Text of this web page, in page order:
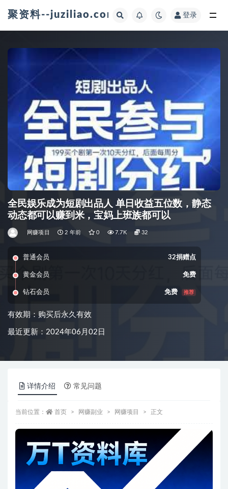
聚资料--juziliao.com--全网资料整合平台
登录
全民娱乐成为短剧出品人 单日收益五位数，静态
动态都可以赚到米，宝妈上班族都可以
网赚项目 2 年前 0 7.7K 32
普通会员 32捐赠点
黄金会员 免费
钻石会员 免费 推荐
有效期：购买后永久有效
最近更新：2024年06月02日
详情介绍 常见问题
当前位置： 首页 网赚副业 网赚项目 正文
资源信息
普通会员 32捐赠点
黄金会员